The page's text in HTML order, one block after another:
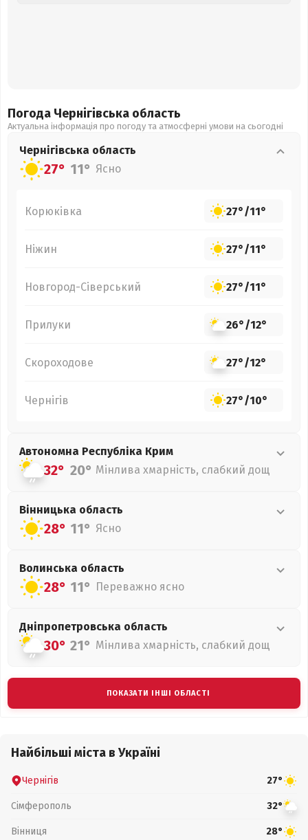
Погода Чернігівська область
Актуальна інформація про погоду та атмосферні умови на сьогодні
Чернігівська область
27° 11° Ясно
Корюківка 27°/11°
Ніжин 27°/11°
Новгород-Сіверський 27°/11°
Прилуки 26°/12°
Скороходове 27°/12°
Чернігів 27°/10°
Автономна Республіка Крим
32° 20° Мінлива хмарність, слабкий дощ
Вінницька область
28° 11° Ясно
Волинська область
28° 11° Переважно ясно
Дніпропетровська область
30° 21° Мінлива хмарність, слабкий дощ
ПОКАЗАТИ ІНШІ ОБЛАСТІ
Найбільші міста в Україні
Чернігів 27°
Сімферополь 32°
Вінниця 28°